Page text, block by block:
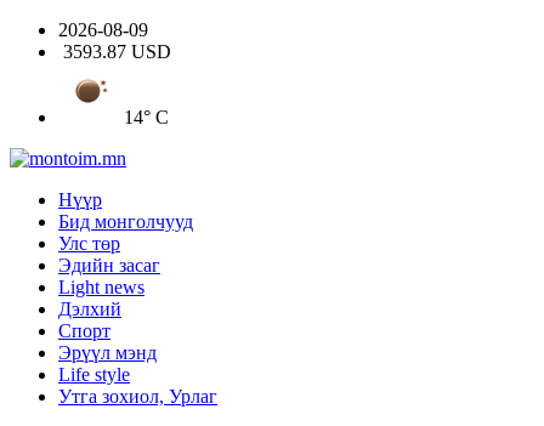
2026-08-09
3593.87 USD
14° C
Нүүр
Бид монголчууд
Улс төр
Эдийн засаг
Light news
Дэлхий
Спорт
Эрүүл мэнд
Life style
Утга зохиол, Урлаг